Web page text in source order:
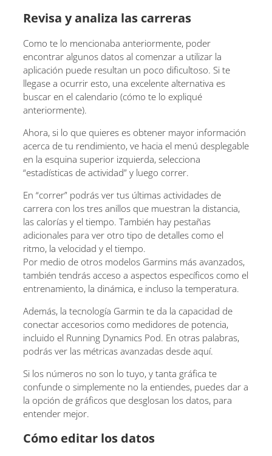
Revisa y analiza las carreras
Como te lo mencionaba anteriormente, poder
encontrar algunos datos al comenzar a utilizar la
aplicación puede resultan un poco dificultoso. Si te
llegase a ocurrir esto, una excelente alternativa es
buscar en el calendario (cómo te lo expliqué
anteriormente).
Ahora, si lo que quieres es obtener mayor información
acerca de tu rendimiento, ve hacia el menú desplegable
en la esquina superior izquierda, selecciona
“estadísticas de actividad” y luego correr.
En “correr” podrás ver tus últimas actividades de
carrera con los tres anillos que muestran la distancia,
las calorías y el tiempo. También hay pestañas
adicionales para ver otro tipo de detalles como el
ritmo, la velocidad y el tiempo.
Por medio de otros modelos Garmins más avanzados,
también tendrás acceso a aspectos específicos como el
entrenamiento, la dinámica, e incluso la temperatura.
Además, la tecnología Garmin te da la capacidad de
conectar accesorios como medidores de potencia,
incluido el Running Dynamics Pod. En otras palabras,
podrás ver las métricas avanzadas desde aquí.
Si los números no son lo tuyo, y tanta gráfica te
confunde o simplemente no la entiendes, puedes dar a
la opción de gráficos que desglosan los datos, para
entender mejor.
Cómo editar los datos